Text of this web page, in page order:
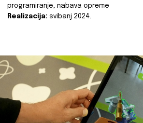
programiranje, nabava opreme
Realizacija: svibanj 2024.